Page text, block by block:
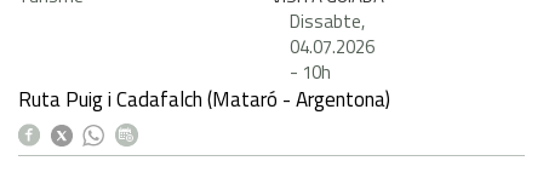
Dissabte,
04.07.2026
- 10h
Ruta Puig i Cadafalch (Mataró - Argentona)